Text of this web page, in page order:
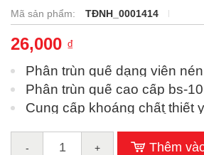
Mã sản phẩm: TĐNH_0001414
26,000 ₫
Phân trùn quế dạng viên
sinh học
Phân trùn quế cao cấp bs-
cytokinin, gibberelin...
Cung cấp khoáng chất thiết
- + Thêm